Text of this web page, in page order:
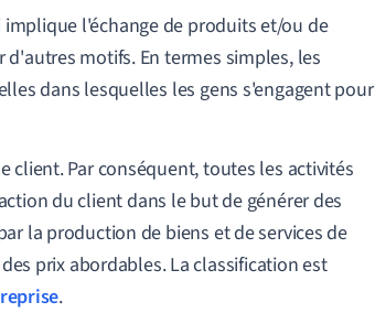
l'échange de produits et/ou de
motifs. En termes simples, les
dans lesquelles les gens s'engagent pour
client. Par conséquent, toutes les activités
du client dans le but de générer des
la production de biens et de services de
prix abordables. La classification est
.